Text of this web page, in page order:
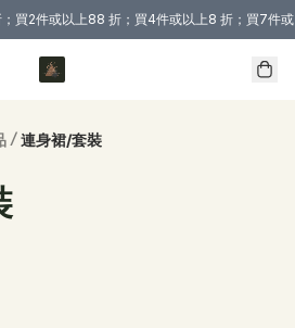
買2件或以上88 折；買4件或以上8 折；買7件
惠！（適用於 本地送貨、本地取貨 )
/ 連身裙/套裝